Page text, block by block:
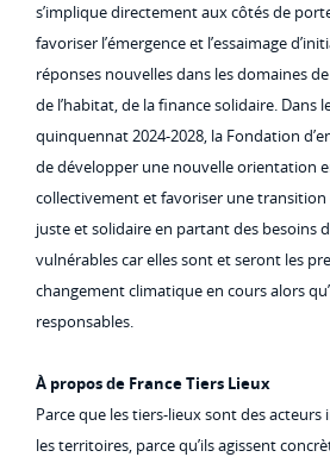
s’implique directement aux côtés de
favoriser l’émergence et l’essaimage
réponses nouvelles dans les domaines
de l’habitat, de la finance solidaire. Dans
quinquennat 2024-2028, la Fondation
de développer une nouvelle orientation
collectivement et favoriser une
juste et solidaire en partant des besoins
vulnérables car elles sont et seront les
changement climatique en cours alors
responsables.
À propos de France Tiers Lieux
Parce que les tiers-lieux sont des
les territoires, parce qu’ils agissent